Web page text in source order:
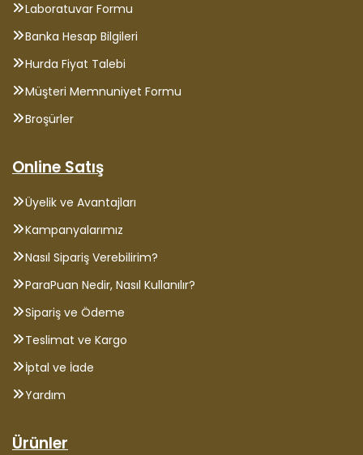
Laboratuvar Formu
Banka Hesap Bilgileri
Hurda Fiyat Talebi
Müşteri Memnuniyet Formu
Broşürler
Online Satış
Üyelik ve Avantajları
Kampanyalarımız
Nasıl Sipariş Verebilirim?
ParaPuan Nedir, Nasıl Kullanılır?
Sipariş ve Ödeme
Teslimat ve Kargo
İptal ve İade
Yardım
Ürünler